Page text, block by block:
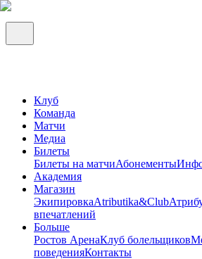
Клуб
Команда
Матчи
Медиа
Билеты
Билеты на матчиАбонементы
Академия
Магазин
ЭкипировкаAtributika&Club
впечатлений
Больше
Ростов АренаКлуб болельщиков
поведенияКонтакты